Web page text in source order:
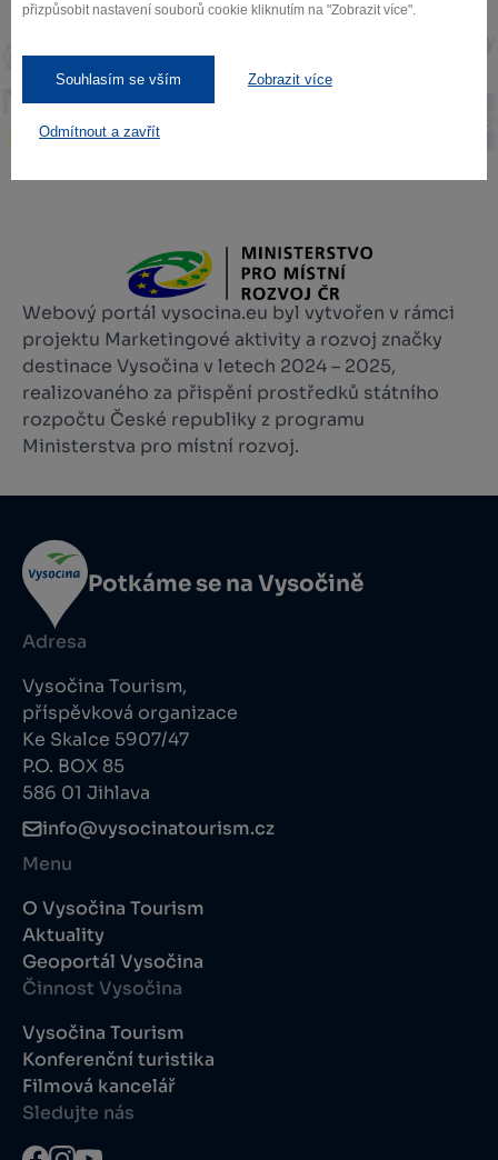
přizpůsobit nastavení souborů cookie kliknutím na "Zobrazit více".
Souhlasím se vším Zobrazit více
Odmítnout a zavřít
Webový portál vysocina.eu byl vytvořen v rámci
projektu Marketingové aktivity a rozvoj značky
destinace Vysočina v letech 2024 – 2025,
realizovaného za přispění prostředků státního
rozpočtu České republiky z programu
Ministerstva pro místní rozvoj.
Potkáme se na Vysočině
Adresa
Vysočina Tourism,
příspěvková organizace
Ke Skalce 5907/47
P.O. BOX 85
586 01 Jihlava
info@vysocinatourism.cz
Menu
O Vysočina Tourism
Aktuality
Geoportál Vysočina
Činnost Vysočina
Vysočina Tourism
Konferenční turistika
Filmová kancelář
Sledujte nás